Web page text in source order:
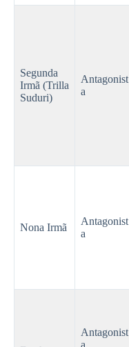
Segunda
Irmã (Trilla
Suduri)
Antagonist
a
Nona Irmã
Antagonist
a
Antagonist